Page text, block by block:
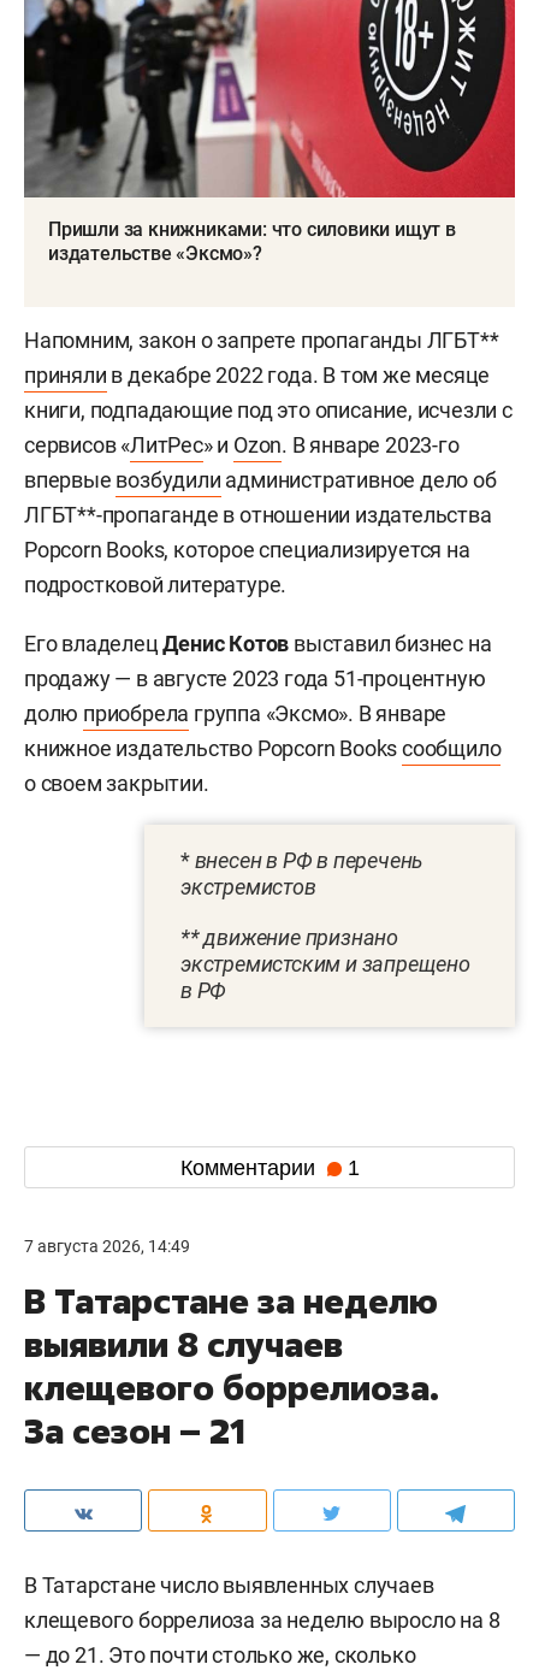
Пришли за книжниками: что силовики ищут в
издательстве «Эксмо»?
Напомним, закон о запрете пропаганды ЛГБТ**
приняли в декабре 2022 года. В том же месяце
книги, подпадающие под это описание, исчезли с
сервисов «ЛитРес» и Ozon. В январе 2023-го
впервые возбудили административное дело об
ЛГБТ**-пропаганде в отношении издательства
Popcorn Books, которое специализируется на
подростковой литературе.
Его владелецДенис Котов выставил бизнес на
продажу — в августе 2023 года 51-процентную
долю приобрела группа «Эксмо». В январе
книжное издательство Popcorn Booksсообщило
о своем закрытии.
*внесен в РФ в перечень
экстремистов
** движение признано
экстремистским и запрещено
в РФ
Комментарии 1
7 августа 2026, 14:49
В Татарстане за неделю
выявили 8 случаев
клещевого боррелиоза.
За сезон – 21
В Татарстане число выявленных случаев
клещевого боррелиоза за неделю выросло на 8
— до 21. Это почти столько же, сколько